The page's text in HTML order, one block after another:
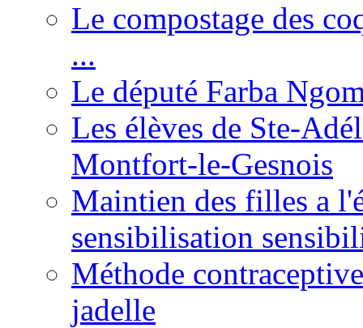
Le compostage des
...
Le député Farba
Les élèves de Ste-
Montfort-le-Gesnois
Maintien des filles a
sensibilisation
Méthode
jadelle